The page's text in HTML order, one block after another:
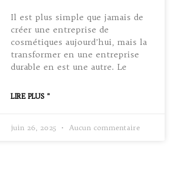
Il est plus simple que jamais de
créer une entreprise de
cosmétiques aujourd’hui, mais la
transformer en une entreprise
durable en est une autre. Le
LIRE PLUS "
juin 26, 2025 Aucun commentaire